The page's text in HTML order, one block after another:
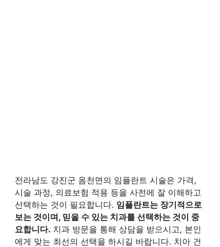
전라남도 강진군 옴천면의 임플란트 시술은 가격,
시술 과정, 의료보험 적용 등을 사전에 잘 이해하고
선택하는 것이 필요합니다. 임플란트는 장기적으로
보는 것이며, 믿을 수 있는 치과를 선택하는 것이 중
요합니다. 치과 방문을 통해 상담을 받으시고, 본인
에게 맞는 최선의 선택을 하시길 바랍니다. 치아 건